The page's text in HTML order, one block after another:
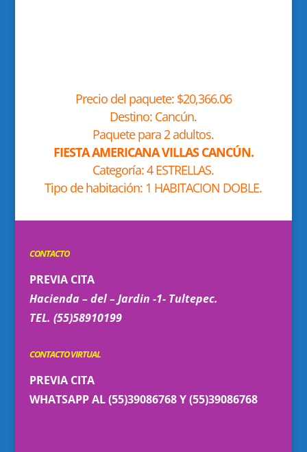
Precio del paquete: $20,366.06
Destino: Cancún.
Paquete para 2 adultos.
FIESTA AMERICANA VILLAS CANCÚN.
Categoría: 4 ESTRELLAS.
Tipo de habitación: 1 HABITACION DOBLE.
CONTACTO
PREVIA CITA
Hacienda – del – Jardin -1- Tultepec.
TEL. (55)58910199
CONTACTO VIRTUAL
PREVIA CITA
WHATSAPP AL (55)39086768 Y (55)39086768